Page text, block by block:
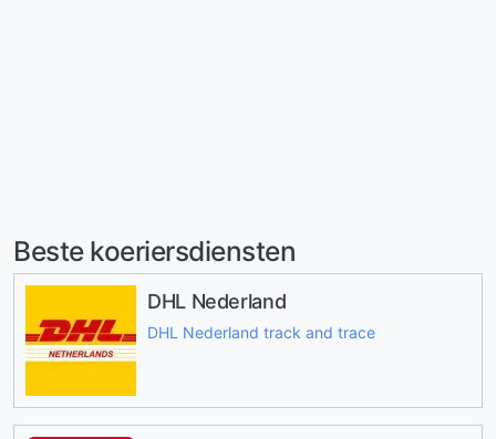
Beste koeriersdiensten
DHL Nederland
DHL Nederland track and trace